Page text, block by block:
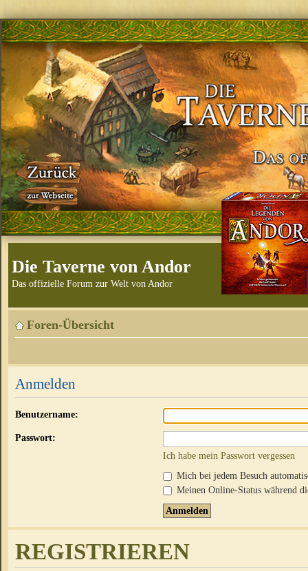
Die Taverne von Andor
Das offizielle Forum zur Welt von Andor
Foren-Übersicht
Anmelden
Benutzername:
Passwort:
Ich habe mein Passwort vergessen
Mich bei jedem Besuch
Meinen Online-Status während
REGISTRIEREN